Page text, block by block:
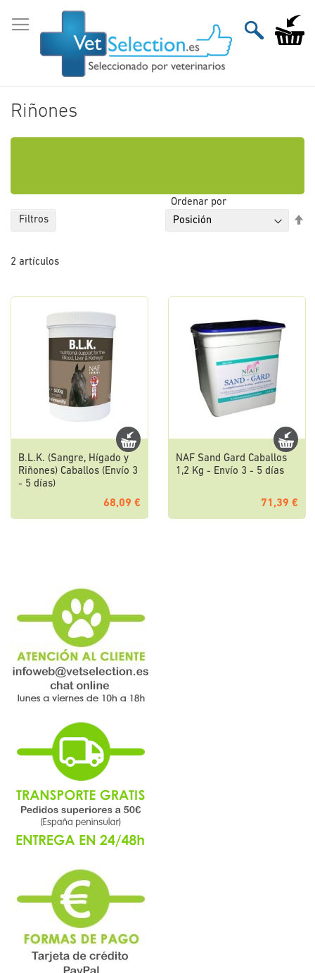
al
contenido
Mi
Riñones
2 artículos
Ordenar por
B.L.K. (Sangre, Hígado y
Riñones) Caballos (Envío 3
- 5 días)
68,09 €
NAF Sand Gard Caballos
1,2 Kg - Envío 3 - 5 días
71,39 €
Filtros